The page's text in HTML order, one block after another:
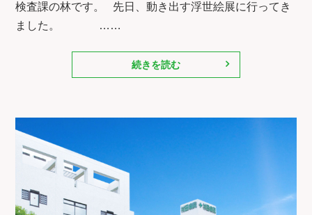
検査課の林です。 先日、動き出す浮世絵展に行ってき
ました。 ……
続きを読む